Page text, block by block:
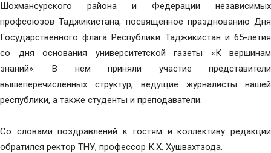
Шохмансурского района и Федерации независимых
профсоюзов Таджикистана, посвященное празднованию Дня
Государственного флага Республики Таджикистан и 65-летия
со дня основания университетской газеты «К вершинам
знаний». В нем приняли участие представители
вышеперечисленных структур, ведущие журналисты нашей
республики, а также студенты и преподаватели.
Со словами поздравлений к гостям и коллективу редакции
обратился ректор ТНУ, профессор К.Х. Хушвахтзода.